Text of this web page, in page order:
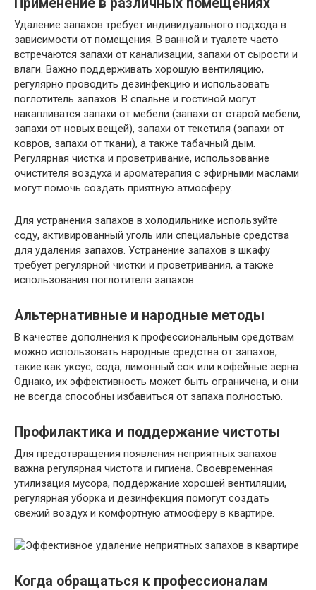
Удаление запахов требует индивидуального подхода в
зависимости от помещения. В ванной и туалете часто
встречаются запахи от канализации, запахи от сырости и
влаги. Важно поддерживать хорошую вентиляцию,
регулярно проводить дезинфекцию и использовать
поглотитель запахов. В спальне и гостиной могут
накапливатся запахи от мебели (запахи от старой мебели,
запахи от новых вещей), запахи от текстиля (запахи от
ковров, запахи от ткани), а также табачный дым.
Регулярная чистка и проветривание, использование
очистителя воздуха и ароматерапия с эфирными маслами
могут помочь создать приятную атмосферу.
Для устранения запахов в холодильнике используйте
соду, активированный уголь или специальные средства
для удаления запахов. Устранение запахов в шкафу
требует регулярной чистки и проветривания, а также
использования поглотителя запахов.
Альтернативные и народные методы
В качестве дополнения к профессиональным средствам
можно использовать народные средства от запахов,
такие как уксус, сода, лимонный сок или кофейные зерна.
Однако, их эффективность может быть ограничена, и они
не всегда способны избавиться от запаха полностью.
Профилактика и поддержание чистоты
Для предотвращения появления неприятных запахов
важна регулярная чистота и гигиена. Своевременная
утилизация мусора, поддержание хорошей вентиляции,
регулярная уборка и дезинфекция помогут создать
свежий воздух и комфортную атмосферу в квартире.
Когда обращаться к профессионалам